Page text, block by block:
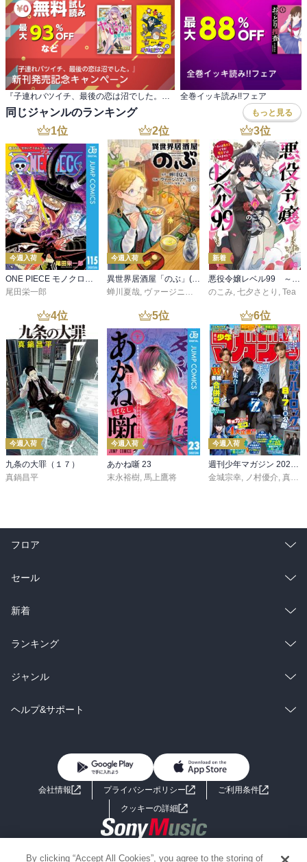
全巻イッキ読み!!フェア
同じジャンルのランキング もっと見る
1位
今週入荷
ONE PIECE モノクロ版 115
尾田栄一郎
2位
今週入荷
異世界居酒屋「のぶ」(22)
蝉川夏哉, ヴァージニア二等兵 ,転
3位
新着
悪役令嬢レベル99 ～私は裏ボスですが魔王ではありません～ その６
のこみ, 七夕さとり , Tea
4位
今週入荷
九条の大罪（１７）
真鍋昌平
5位
今週入荷
あかね噺 23
末永裕樹 馬上鷹将
6位
今週入荷
金城宗幸
ノ村優介 真島ヒロ
フロア
総合
ラノベ
雑誌・グラビア
BL・TL
セール
総合
ラノベ
雑誌・グラビア
BL・TL
新着
総合
ラノベ
雑誌・グラビア
ランキング
総合
ラノベ
ジャンル
コミック
ライトノベル 男子向けラノベ
小説
海外小説
ヘルプ&サポート
よくあるご質問 お問い合わせ
会社情報 プライバシーポリシー
ご利用条件
クッキーの詳細
Copyright 2017 - 2026 Sony Music Entertainment(Japan) Inc.
By clicking “Accept All Cookies”, you agree to the storing of